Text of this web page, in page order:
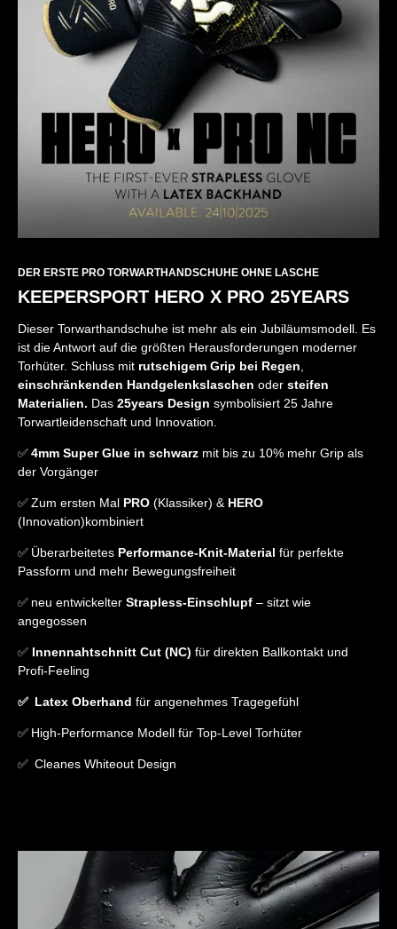
DER ERSTE PRO TORWARTHANDSCHUHE OHNE LASCHE
KEEPERSPORT HERO X PRO 25YEARS
Dieser Torwarthandschuhe ist mehr als ein Jubiläumsmodell. Es
ist die Antwort auf die größten Herausforderungen moderner
Torhüter. Schluss mit rutschigem Grip bei Regen
einschränkenden Handgelenkslaschen oder steifen
Materialien. Das 25years Design symbolisiert 25 Jahre
Torwartleidenschaft und Innovation.
✅4mm Super Glue in schwarz mit bis zu 10% mehr Grip als
der Vorgänger
✅ Zum ersten Mal PRO (Klassiker) & HERO
(Innovation)kombiniert
✅ Überarbeitetes Performance-Knit-Material für perfekte
Passform und mehr Bewegungsfreiheit
✅ neu entwickelter Strapless-Einschlupf – sitzt wie
angegossen
✅ Innennahtschnitt Cut (NC) für direkten Ballkontakt und
Profi-Feeling
✅ Latex Oberhand für angenehmes Tragegefühl
✅ High-Performance Modell für Top-Level Torhüter
✅ Cleanes Whiteout Design